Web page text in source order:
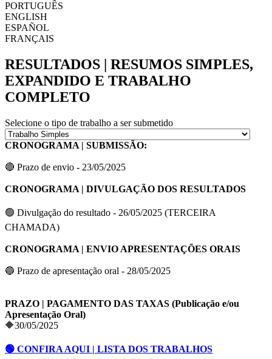
PORTUGUÊS
ENGLISH
ESPAÑOL
FRANÇAIS
RESULTADOS | RESUMOS SIMPLES,
EXPANDIDO E TRABALHO
COMPLETO
Selecione o tipo de trabalho a ser submetido
CRONOGRAMA | SUBMISSÃO:
🔴 Prazo de envio - 23/05/2025
CRONOGRAMA | DIVULGAÇÃO DOS RESULTADOS
🟢 Divulgação do resultado - 26/05/2025 (TERCEIRA
CHAMADA)
CRONOGRAMA | ENVIO APRESENTAÇÕES ORAIS
🔵 Prazo de apresentação oral - 28/05/2025
PRAZO | PAGAMENTO DAS TAXAS (Publicação e/ou
Apresentação Oral)
🔶30/05/2025
🟢 CONFIRA AQUI | LISTA DOS TRABALHOS